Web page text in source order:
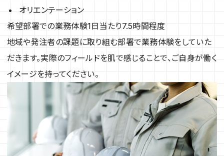
オリエンテーション
希望部署での業務体験1日当たり7.5時間程度
地域や発注者の課題に取り組む部署で業務体験をしていた
だきます。実際のフィールドを肌で感じることで、ご自身が働く
イメージを持ってください。